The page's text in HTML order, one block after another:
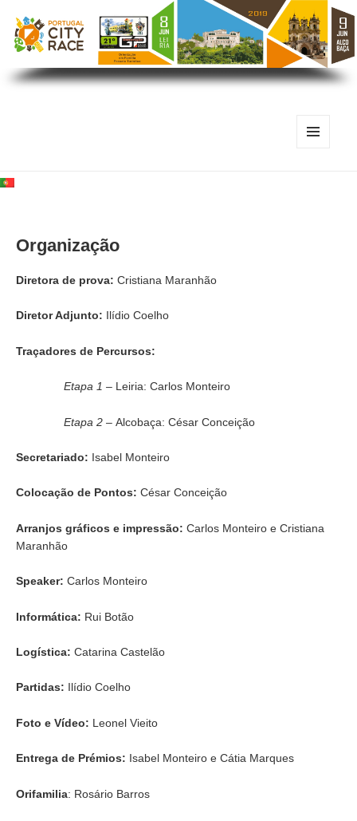
Organização
Diretora de prova: Cristiana Maranhão
Diretor Adjunto: Ilídio Coelho
Traçadores de Percursos:
Etapa 1 – Leiria: Carlos Monteiro
Etapa 2 – Alcobaça: César Conceição
Secretariado: Isabel Monteiro
Colocação de Pontos: César Conceição
Arranjos gráficos e impressão: Carlos Monteiro e Cristiana
Maranhão
Speaker: Carlos Monteiro
Informática: Rui Botão
Logística: Catarina Castelão
Partidas: Ilídio Coelho
Foto e Vídeo: Leonel Vieito
Entrega de Prémios: Isabel Monteiro e Cátia Marques
Orifamilia: Rosário Barros